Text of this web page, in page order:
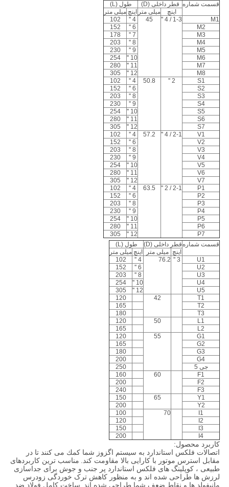
قسمت شماره قطر داخلی (D)
طول (L)
اینچ
میلی متر اینچ میلی متر
M1
1-3 / 4 ''
45
4 ''
102
M2
6 ''
152
M3
7 ''
178
M4
8 ''
203
M5
9 ''
230
M6
10 ''
254
M7
11 ''
280
M8
12 ''
305
S1
2 ''
50.8
4 ''
102
S2
6 ''
152
S3
8 ''
203
S4
9 ''
230
S5
10 ''
254
S6
11 ''
280
S7
12 ''
305
V1
2-1 / 4 ''
57.2
4 ''
102
V2
6 ''
152
V3
8 ''
203
V4
9 ''
230
V5
10 ''
254
V6
11 ''
280
V7
12 ''
305
P1
2-1 / 2 ''
63.5
4 ''
102
P2
6 ''
152
P3
8 ''
203
P4
9 ''
230
P5
10 ''
254
P6
11 ''
280
P7
12 ''
305
قسمت شمارهقطر داخلی (D)
طول (L)
اینچ
میلی متر اینچ میلی متر
U1
3 ''
76.2
4 ''
102
U2
6 ''
152
U3
8 ''
203
U4
10 ''
254
U5
12 ''
305
T1
42
120
T2
165
T3
180
L1
50
120
L2
165
G1
55
120
G2
165
G3
180
G4
200
جی 5
250
F1
60
160
F2
200
F3
240
Y1
65
150
Y2
200
I1
70
100
I2
120
I3
150
I4
200
کاربرد محصول:
اتصالات فلكس استاندارد به سیستم اگزوز شما كمك می كنند تا در
مقابل استرس موتور با کارایی بالا مقاومت کند. مناسب ترین کاربردهای
طبیعی ، کوپلینگ های فلکس استاندارد پر جنب و جوش برای جداسازی
لرزش ها طراحی شده اند و به منظور کاهش ترک خوردگی زودرس
مانیفولد ها و نقاط ضعف شما طراحی شده اند.
ساخت کامل فولاد ضد